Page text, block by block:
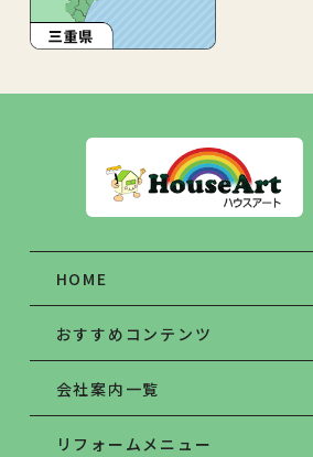
HOME
おすすめコンテンツ
会社案内一覧
リフォームメニュー